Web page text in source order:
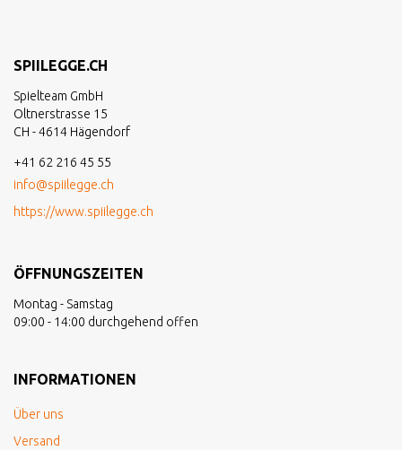
SPIILEGGE.CH
Spielteam GmbH
Oltnerstrasse 15
CH - 4614 Hägendorf
+41 62 216 45 55
info@spiilegge.ch
https://www.spiilegge.ch
ÖFFNUNGSZEITEN
Montag - Samstag
09:00 - 14:00 durchgehend offen
INFORMATIONEN
Über uns
Versand